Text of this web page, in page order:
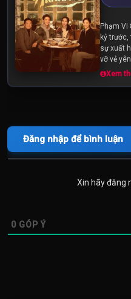
Phạm Vi
kỷ trước,
sự xuất
vỡ vẻ
Trần
Xem
Đăng nhập để bình luận
Xin hãy đăng
0 GÓP Ý